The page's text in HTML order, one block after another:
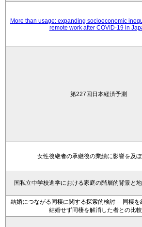
More than usage: expanding socioeconomic
remote work after COVID-19 in
第227回日本経済予測
女性後継者の承継後の業績に影響を及
国私立中学校進学における家庭の階層的背景と
結婚につながる同棲に関する探索的検討 ―同棲を
結婚せず同棲を解消した者との比